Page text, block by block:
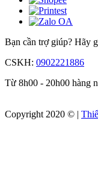
Bạn cần trợ giúp? Hãy
CSKH: 0902221886
Từ 8h00 - 20h00 hàng
Copyright 2020 © |